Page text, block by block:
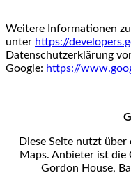
Weitere Informationen
unter https://
Datenschutzerklärung
Google: https://
Diese Seite nutzt
Maps. Anbieter ist die
Gordon House,